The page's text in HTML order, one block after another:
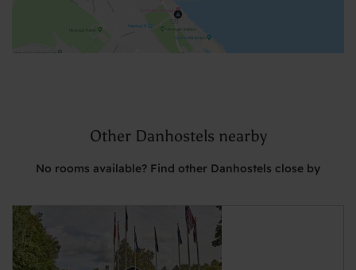
Other Danhostels nearby
No rooms available? Find other Danhostels close by